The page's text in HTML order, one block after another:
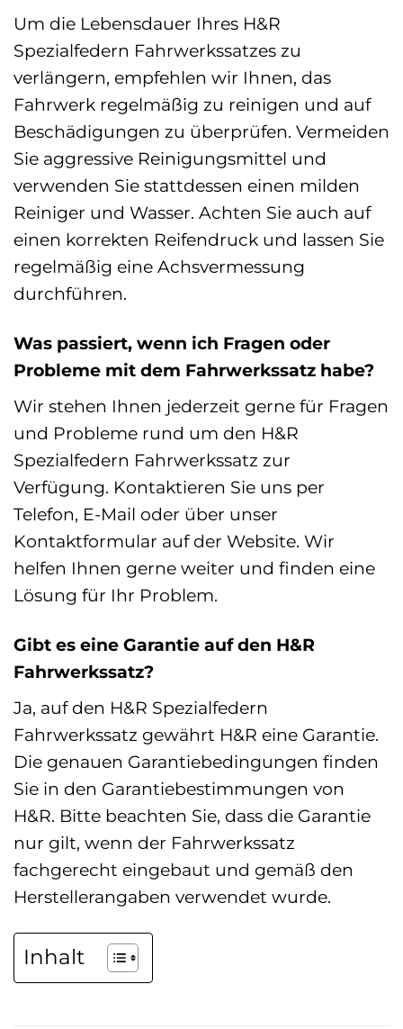
Um die Lebensdauer Ihres H&R
Spezialfedern Fahrwerkssatzes zu
verlängern, empfehlen wir Ihnen, das
Fahrwerk regelmäßig zu reinigen und auf
Beschädigungen zu überprüfen. Vermeiden
Sie aggressive Reinigungsmittel und
verwenden Sie stattdessen einen milden
Reiniger und Wasser. Achten Sie auch auf
einen korrekten Reifendruck und lassen Sie
regelmäßig eine Achsvermessung
durchführen.
Was passiert, wenn ich Fragen oder
Probleme mit dem Fahrwerkssatz habe?
Wir stehen Ihnen jederzeit gerne für Fragen
und Probleme rund um den H&R
Spezialfedern Fahrwerkssatz zur
Verfügung. Kontaktieren Sie uns per
Telefon, E-Mail oder über unser
Kontaktformular auf der Website. Wir
helfen Ihnen gerne weiter und finden eine
Lösung für Ihr Problem.
Gibt es eine Garantie auf den H&R
Fahrwerkssatz?
Ja, auf den H&R Spezialfedern
Fahrwerkssatz gewährt H&R eine Garantie.
Die genauen Garantiebedingungen finden
Sie in den Garantiebestimmungen von
H&R. Bitte beachten Sie, dass die Garantie
nur gilt, wenn der Fahrwerkssatz
fachgerecht eingebaut und gemäß den
Herstellerangaben verwendet wurde.
Inhalt